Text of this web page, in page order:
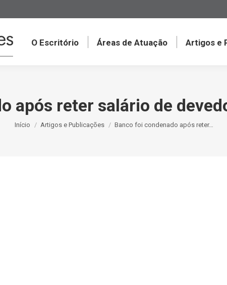
O Escritório Áreas de Atuação Artigos e
após reter salário de
Você está aqui:
Início Artigos e Publicações Banco foi condenado após reter…